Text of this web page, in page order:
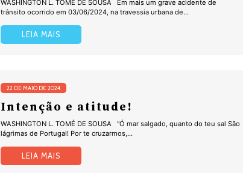
WASHINGTON L. TOMÉ DE SOUSA Em mais um grave acidente de
trânsito ocorrido em 03/06/2024, na travessia urbana de...
LEIA MAIS
22 DE MAIO DE 2024
Intenção e atitude!
WASHINGTON L. TOMÉ DE SOUSA “Ó mar salgado, quanto do teu sal São
lágrimas de Portugal! Por te cruzarmos,...
LEIA MAIS